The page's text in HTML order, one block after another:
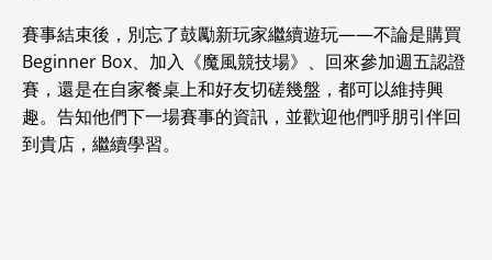
賽事結束後，別忘了鼓勵新玩家繼續遊玩——不論是購買
Beginner Box、加入《魔風競技場》、回來參加週五認證
賽，還是在自家餐桌上和好友切磋幾盤，都可以維持興
趣。告知他們下一場賽事的資訊，並歡迎他們呼朋引伴回
到貴店，繼續學習。